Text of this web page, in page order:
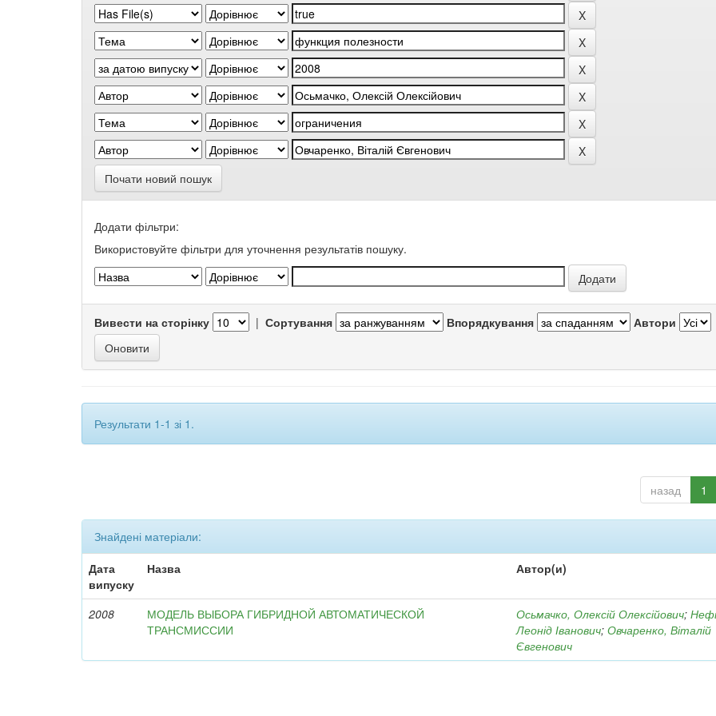
Почати новий пошук
Додати фільтри:
Використовуйте фільтри для уточнення результатів пошуку.
Вивести на сторінку | Сортування Впорядкування Автори
Результати 1-1 зі 1.
назад 1
Знайдені матеріали:
Дата
випуску
Назва Автор(и)
2008
МОДЕЛЬ ВЫБОРА ГИБРИДНОЙ АВТОМАТИЧЕСКОЙ
ТРАНСМИССИИ
Осьмачко, Олексій Олексійович;
Леонід Іванович;Овчаренко, Віталій
Євгенович